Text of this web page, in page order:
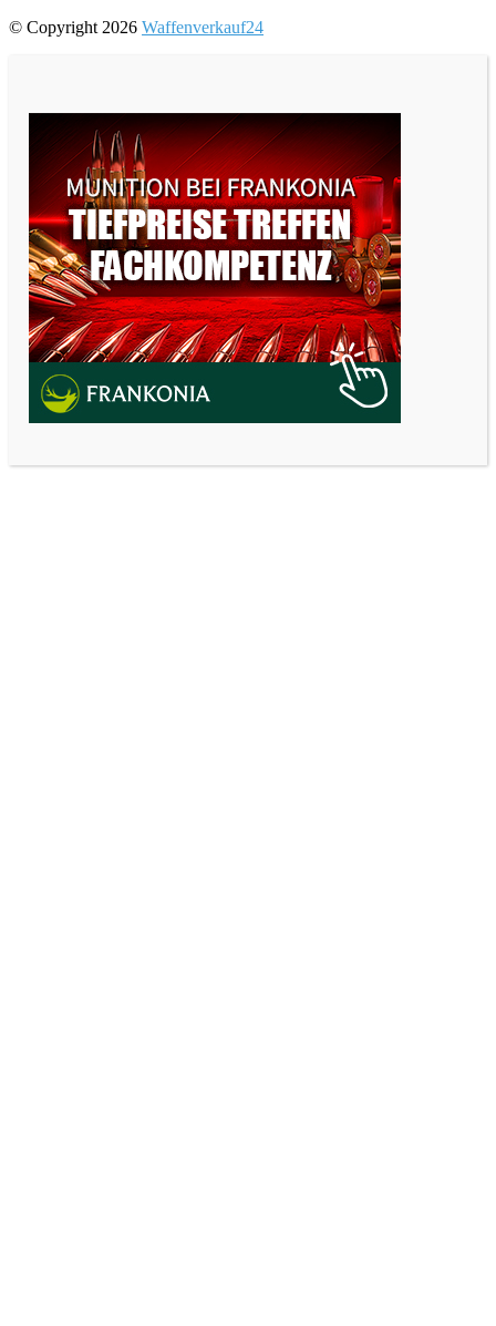
© Copyright 2026 Waffenverkauf24